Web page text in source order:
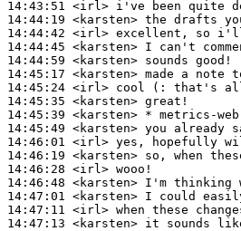
14:43:51 <irl>
14:44:19 <karsten>
14:44:42 <irl>
14:44:45 <karsten>
14:44:59 <karsten>
14:45:17 <karsten>
14:45:24 <irl>
14:45:35 <karsten>
14:45:39 <karsten>
14:45:49 <karsten>
14:46:01 <irl>
14:46:19 <karsten>
14:46:28 <irl>
14:46:48 <karsten>
14:47:01 <karsten>
14:47:11 <irl>
14:47:13 <karsten>